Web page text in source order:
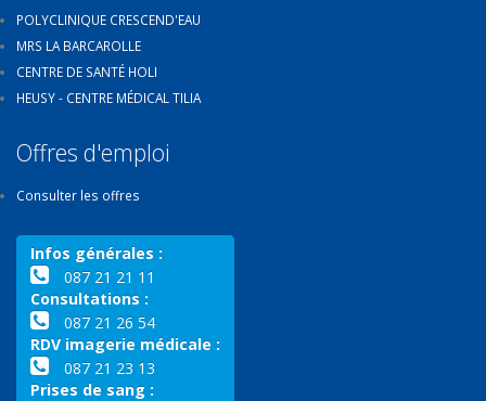
POLYCLINIQUE CRESCEND'EAU
MRS LA BARCAROLLE
CENTRE DE SANTÉ HOLI
HEUSY - CENTRE MÉDICAL TILIA
Offres d'emploi
Consulter les offres
Infos générales :
087 21 21 11
Consultations :
087 21 26 54
RDV imagerie médicale :
087 21 23 13
Prises de sang :